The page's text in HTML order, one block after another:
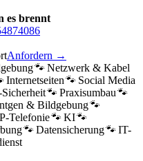
es brennt
Anfordern →
🐾Netzwerk & Kabel
Internetseiten🐾Social Media
🐾Praxisumbau🐾
& Bildgebung🐾
Telefonie🐾KI🐾
🐾Datensicherung🐾IT-